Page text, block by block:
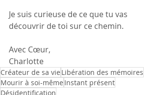
Je suis curieuse de ce que tu vas
découvrir de toi sur ce chemin.
Avec Cœur,
Charlotte
Créateur de sa vie Libération des mémoires
Mourir à soi-même Instant présent
Désidentification